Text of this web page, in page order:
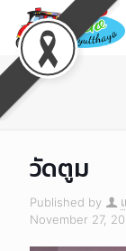
วัดตูม
Published by
November 27,